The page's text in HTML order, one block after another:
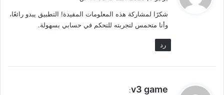
ل
شكرًا لمشاركة هذه المعلومات المفيدة! التطبيق يبدو رائعًا،
وأنا متحمس لتجربته للتحكم في حسابي بسهولة.
رد
يv3 game
: